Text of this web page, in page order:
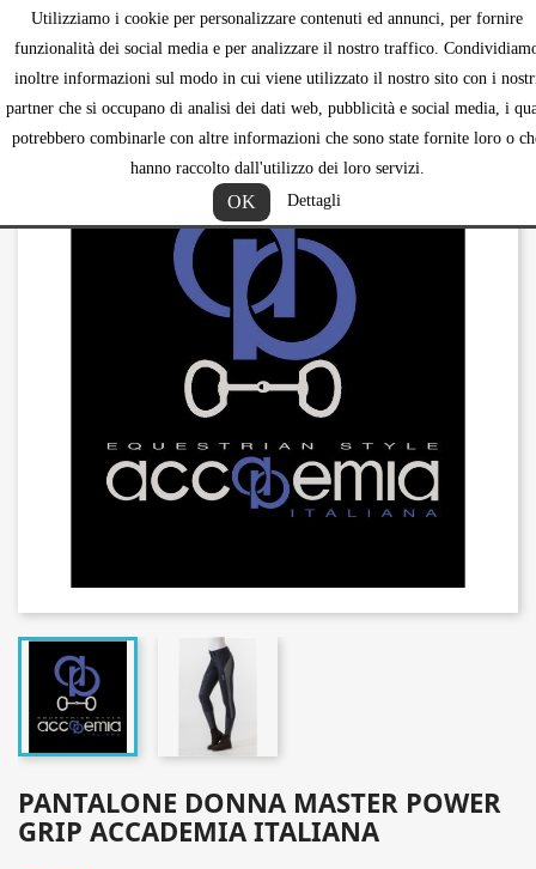
Utilizziamo i cookie per personalizzare contenuti ed annunci, per fornire
funzionalità dei social media e per analizzare il nostro traffico.
inoltre informazioni sul modo in cui viene utilizzato il nostro sito con i
partner che si occupano di analisi dei dati web, pubblicità e social media, i
potrebbero combinarle con altre informazioni che sono state fornite loro o
hanno raccolto dall'utilizzo dei loro servizi.
OK Dettagli

PANTALONE DONNA MASTER POWER
GRIP ACCADEMIA ITALIANA